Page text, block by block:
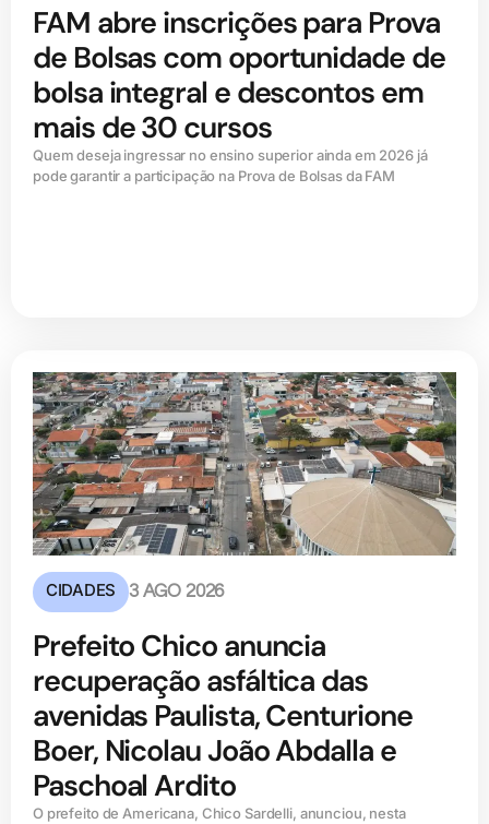
FAM abre inscrições para Prova
de Bolsas com oportunidade de
bolsa integral e descontos em
mais de 30 cursos
Quem deseja ingressar no ensino superior ainda em 2026 já
pode garantir a participação na Prova de Bolsas da FAM
CIDADES 3 AGO 2026
Prefeito Chico anuncia
recuperação asfáltica das
avenidas Paulista, Centurione
Boer, Nicolau João Abdalla e
Paschoal Ardito
O prefeito de Americana, Chico Sardelli, anunciou, nesta